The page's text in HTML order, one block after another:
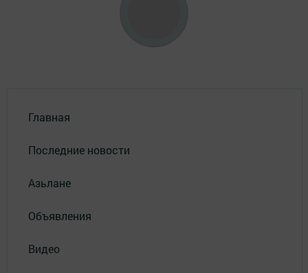
Главная
Последние новости
Азьлане
Объявления
Видео